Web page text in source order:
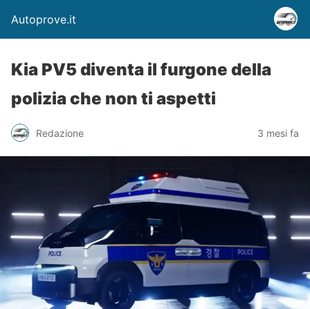
Autoprove.it
Kia PV5 diventa il furgone della
polizia che non ti aspetti
Redazione 3 mesi fa